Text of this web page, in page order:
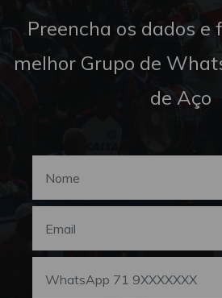
Preencha os dados e
melhor Grupo de
de Aço